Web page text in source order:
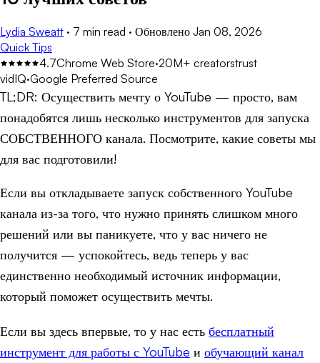
Lydia Sweatt · 7 min read · Обновлено Jan 08, 2026
Quick Tips
4.7Chrome Web Store·20M+ creatorstrust
vidIQ·Google Preferred Source
TL;DR: Осуществить мечту о YouTube — просто, вам
понадобятся лишь несколько инструментов для запуска
СОБСТВЕННОГО канала. Посмотрите, какие советы мы
для вас подготовили!
Если вы откладываете запуск собственного YouTube
канала из-за того, что нужно принять слишком много
решений или вы паникуете, что у вас ничего не
получится — успокойтесь, ведь теперь у вас
единственно необходимый источник информации,
который поможет осуществить мечты.
Если вы здесь впервые, то у нас есть бесплатный
инструмент для работы с YouTube и обучающий канал